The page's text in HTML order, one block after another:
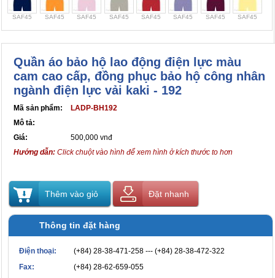
SAF45 SAF45 SAF45 SAF45 SAF45 SAF45 SAF45 SAF45
Quần áo bảo hộ lao động điện lực màu
cam cao cấp, đồng phục bảo hộ công nhân
ngành điện lực vải kaki - 192
Mã sản phẩm:
LADP-BH192
Mô tả:
Giá:
500,000 vnđ
Hướng dẫn: Click chuột vào hình để xem hình ở kích thước to hơn
Thêm vào giỏ Đặt nhanh
Thông tin đặt hàng
Điện thoại:
(+84) 28-38-471-258 --- (+84) 28-38-472-322
Fax:
(+84) 28-62-659-055